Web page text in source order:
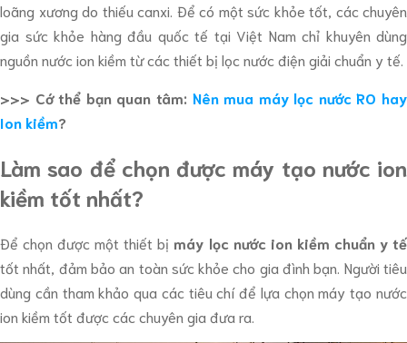
loãng xương do thiếu canxi. Để có một sức khỏe tốt, các chuyên
gia sức khỏe hàng đầu quốc tế tại Việt Nam chỉ khuyên dùng
nguồn nước ion kiềm từ các thiết bị lọc nước điện giải chuẩn y tế.
>>> Cớ thể bạn quan tâm: Nên mua máy lọc nước RO hay
Ion kiềm?
Làm sao để chọn được máy tạo nước ion
kiềm tốt nhất?
Để chọn được một thiết bị máy lọc nước ion kiềm chuẩn y tế
tốt nhất, đảm bảo an toàn sức khỏe cho gia đình bạn. Người tiêu
dùng cần tham khảo qua các tiêu chí để lựa chọn máy tạo nước
ion kiềm tốt được các chuyên gia đưa ra.